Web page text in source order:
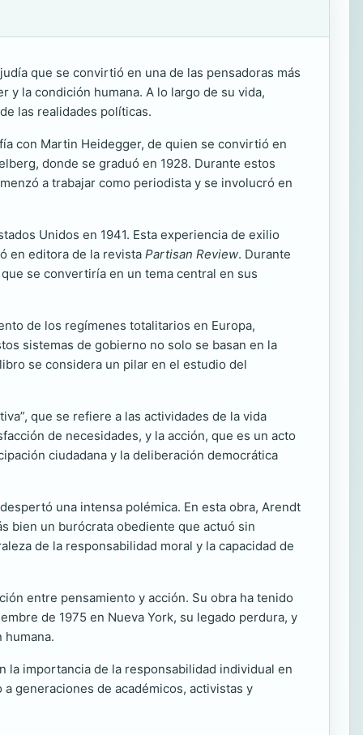
que se convirtió en una de las pensadoras más
y la condición humana. A lo largo de su vida,
las realidades políticas.
con Martin Heidegger, de quien se convirtió en
donde se graduó en 1928. Durante estos
a trabajar como periodista y se involucró en
Unidos en 1941. Esta experiencia de exilio
en editora de la revista Partisan Review. Durante
se convertiría en un tema central en sus
de los regímenes totalitarios en Europa,
sistemas de gobierno no solo se basan en la
se considera un pilar en el estudio del
que se refiere a las actividades de la vida
de necesidades, y la acción, que es un acto
ciudadana y la deliberación democrática
una intensa polémica. En esta obra, Arendt
bien un burócrata obediente que actuó sin
de la responsabilidad moral y la capacidad de
entre pensamiento y acción. Su obra ha tenido
de 1975 en Nueva York, su legado perdura, y
la importancia de la responsabilidad individual en
generaciones de académicos, activistas y